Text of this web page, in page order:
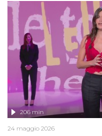
giudiziarie più discusse degli
vicenda mettendo in fila
controversi e i protagonisti
fine.
206 min
24 maggio 2026